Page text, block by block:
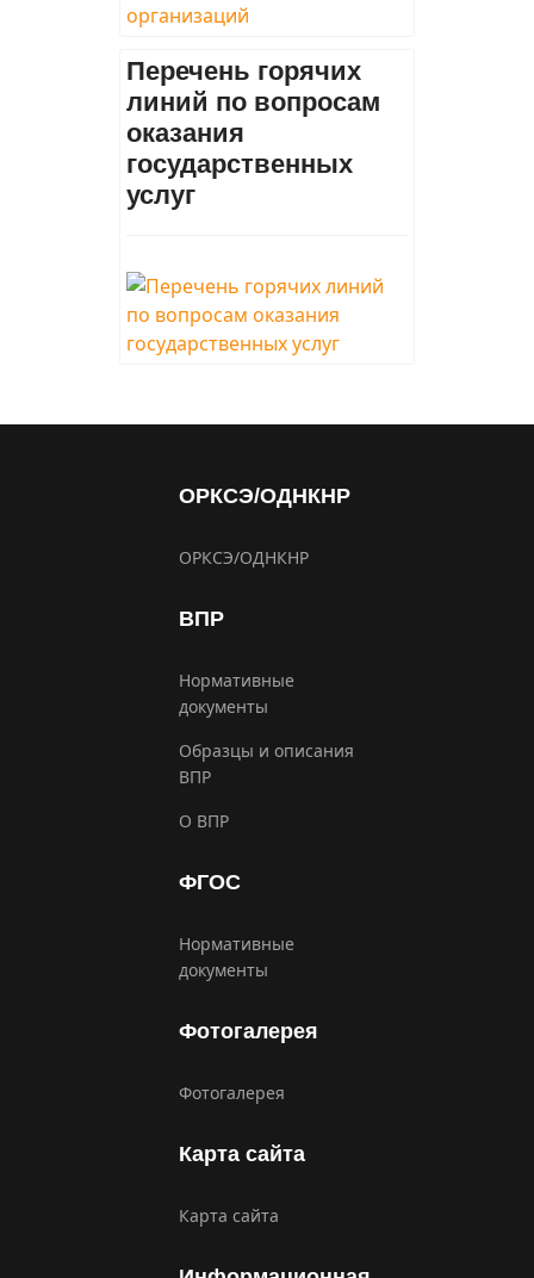
Перечень горячих
линий по вопросам
оказания
государственных
услуг
ОРКСЭ/ОДНКНР
ОРКСЭ/ОДНКНР
ВПР
Нормативные
документы
Образцы и описания
ВПР
О ВПР
ФГОС
Нормативные
документы
Фотогалерея
Фотогалерея
Карта сайта
Карта сайта